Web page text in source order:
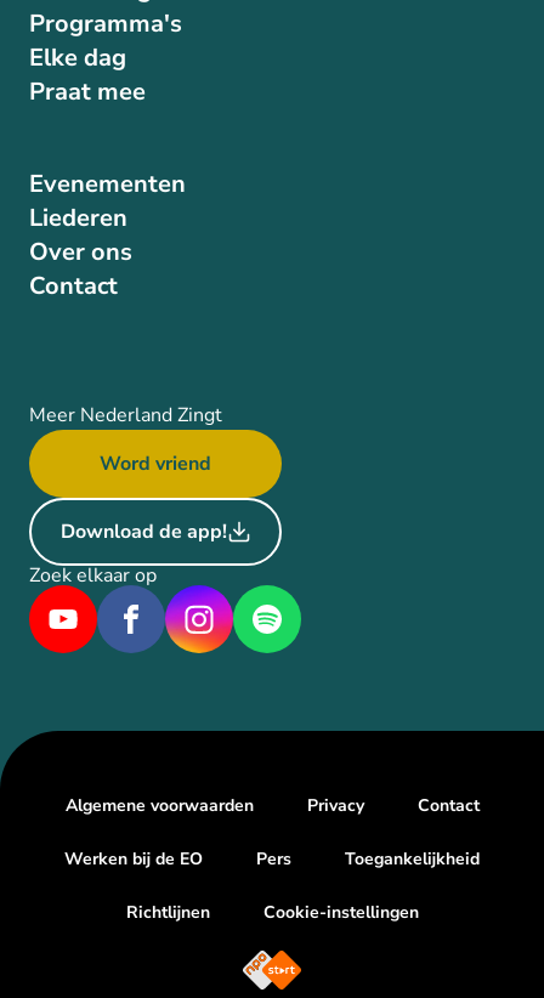
Programma's
Elke dag
Praat mee
Evenementen
Liederen
Over ons
Contact
Meer Nederland Zingt
Word vriend
Download de app!
Zoek elkaar op
Algemene voorwaarden Privacy Contact
Werken bij de EO Pers Toegankelijkheid
Richtlijnen Cookie-instellingen